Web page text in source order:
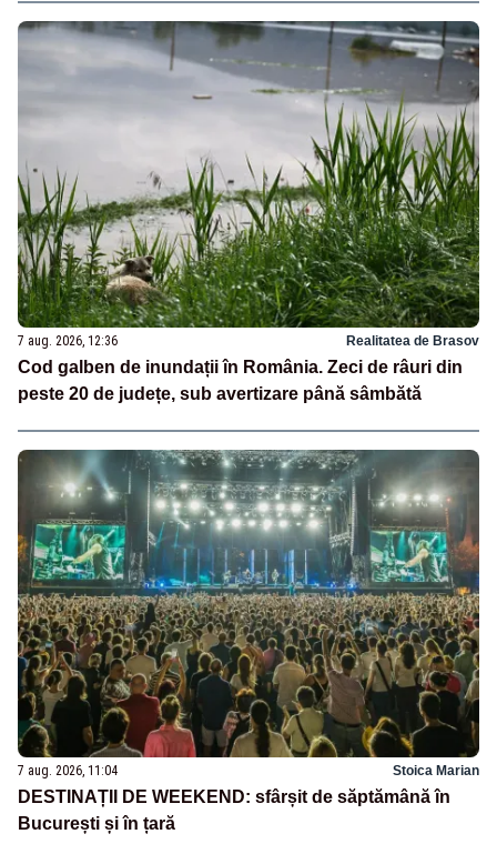
7 aug. 2026, 12:36 Realitatea de Brasov
Cod galben de inundații în România. Zeci de râuri din
peste 20 de județe, sub avertizare până sâmbătă
7 aug. 2026, 11:04 Stoica Marian
DESTINAȚII DE WEEKEND: sfârșit de săptămână în
București și în țară